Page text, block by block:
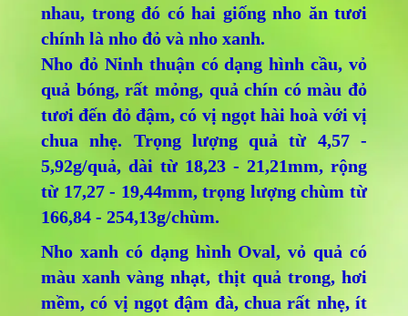
nhau, trong đó có hai giống nho ăn tươi
chính là nho đỏ và nho xanh.
Nho đỏ Ninh thuận có dạng hình cầu, vỏ
quả bóng, rất mỏng, quả chín có màu đỏ
tươi đến đỏ đậm, có vị ngọt hài hoà với vị
chua nhẹ. Trọng lượng quả từ 4,57 -
5,92g/quả, dài từ 18,23 - 21,21mm, rộng
từ 17,27 - 19,44mm, trọng lượng chùm từ
166,84 - 254,13g/chùm.
Nho xanh có dạng hình Oval, vỏ quả có
màu xanh vàng nhạt, thịt quả trong, hơi
mềm, có vị ngọt đậm đà, chua rất nhẹ, ít